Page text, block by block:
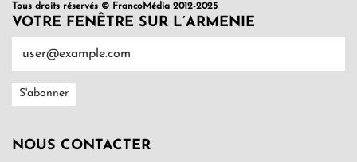
Tous droits réservés © FrancoMédia 2012-2025
VOTRE FENÊTRE SUR L’ARMENIE
NOUS CONTACTER